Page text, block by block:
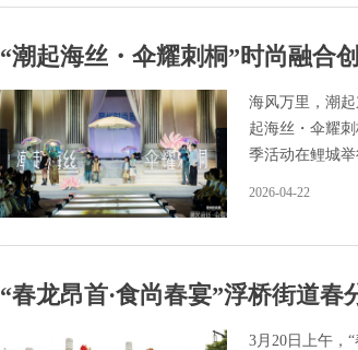
“潮起海丝・伞耀刺桐”时尚融合
海风万里，潮
起海丝・伞耀
季活动在鲤城举
2026-04-22
“春龙昂首·食尚春宴”浮桥街道春
3月20日上午，